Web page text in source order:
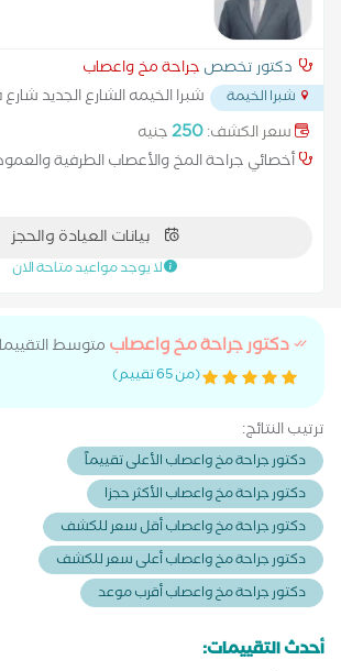
دكتور تخصص جراحة مخ واعصاب
شبرا الخيمة
شبرا الخيمه الشارع الجديد
مجمع المدارس...
سعر الكشف:250جنيه
أخصائي جراحة المخ والأعصاب الطرفية
بيانات العيادة والحجز
لا يوجد مواعيد متاحة الان
دكتور جراحة مخ واعصاب متوسط التقييمات:
(من 65 تقييم)
ترتيب النتائج:
دكتور جراحة مخ واعصاب الأعلى تقييماً
دكتور جراحة مخ واعصاب الأكثر حجزا
دكتور جراحة مخ واعصاب أقل سعر للكشف
دكتور جراحة مخ واعصاب أعلى سعر للكشف
دكتور جراحة مخ واعصاب أقرب موعد
أحدث التقييمات: